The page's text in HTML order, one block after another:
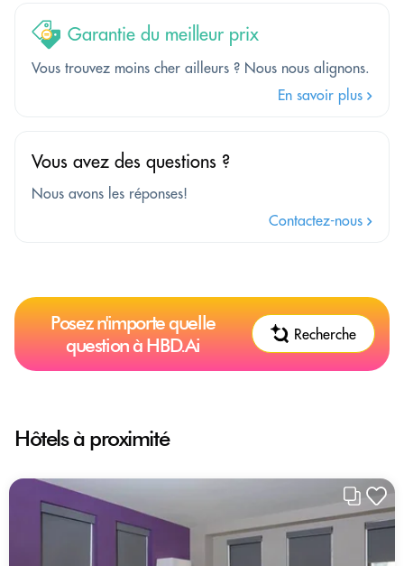
Garantie du meilleur prix
Vous trouvez moins cher ailleurs ? Nous nous alignons.
En savoir plus
Vous avez des questions ?
Nous avons les réponses!
Contactez-nous
Posez n'importe quelle
question à HBD.Ai
Recherche
Hôtels à proximité